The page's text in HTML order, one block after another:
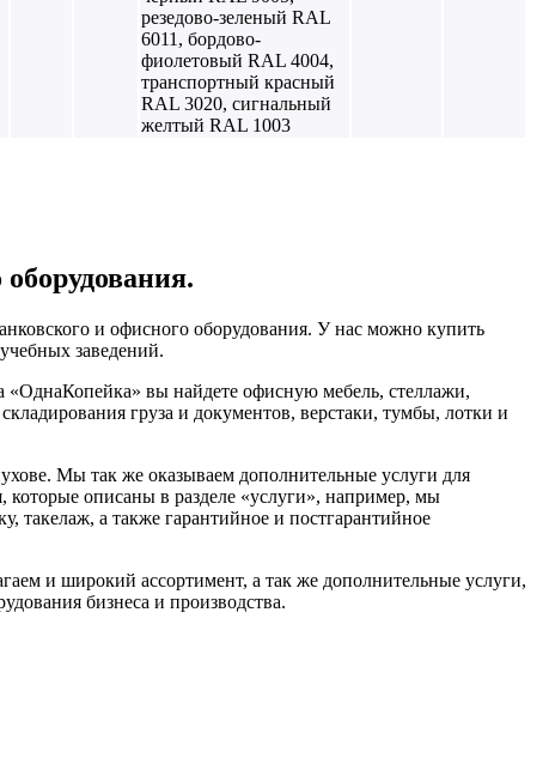
резедово-зеленый RAL
6011, бордово-
фиолетовый RAL 4004,
транспортный красный
RAL 3020, сигнальный
желтый RAL 1003
и офисного оборудования. У нас можно купить
заведений.
«ОднаКопейка» вы найдете офисную мебель, стеллажи,
груза и документов, верстаки, тумбы, лотки и
Мы так же оказываем дополнительные услуги для
которые описаны в разделе «услуги», например, мы
такелаж, а также гарантийное и постгарантийное
и широкий ассортимент, а так же дополнительные услуги,
бизнеса и производства.